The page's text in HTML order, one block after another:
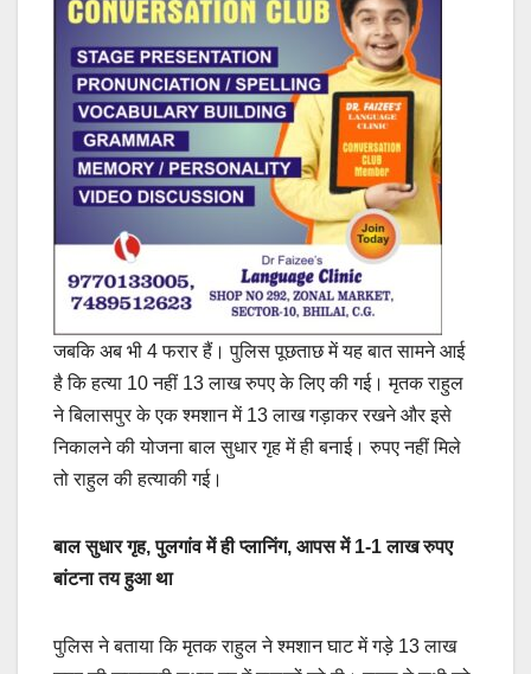
जबकि अब भी 4 फरार हैं। पुलिस पूछताछ में यह बात सामने आई
है कि हत्या 10 नहीं 13 लाख रुपए के लिए की गई। मृतक राहुल
ने बिलासपुर के एक श्मशान में 13 लाख गड़ाकर रखने और इसे
निकालने की योजना बाल सुधार गृह में ही बनाई। रुपए नहीं मिले
तो राहुल की हत्याकी गई।
बाल सुधार गृह, पुलगांव में ही प्लानिंग, आपस में 1-1 लाख रुपए
बांटना तय हुआ था
पुलिस ने बताया कि मृतक राहुल ने श्मशान घाट में गड़े 13 लाख